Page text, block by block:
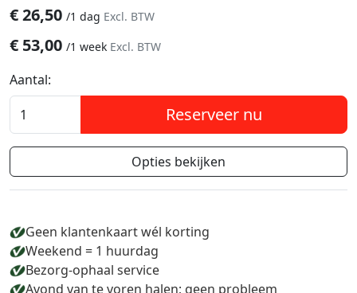
€26,50 /1 dag Excl. BTW
€ 53,00 /1 week Excl. BTW
Aantal:
Reserveer nu
Opties bekijken
Geen klantenkaart wél korting
Weekend = 1 huurdag
Bezorg-ophaal service
Avond van te voren halen; geen probleem